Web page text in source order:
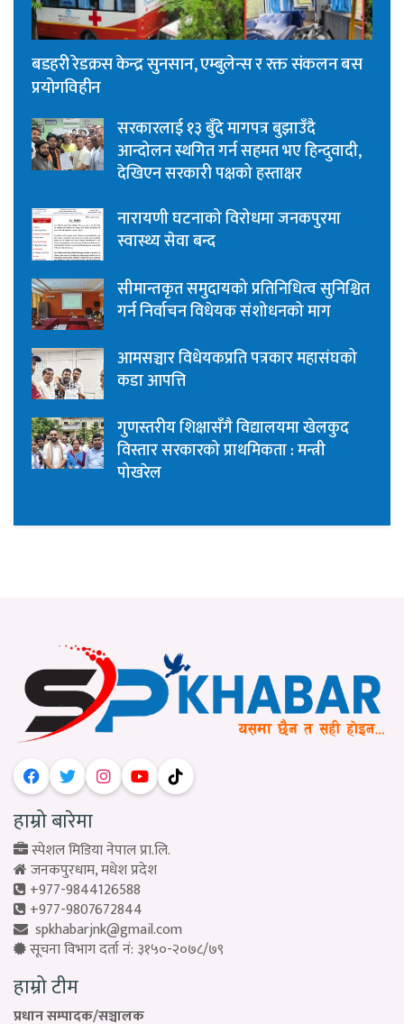
बडहरी रेडक्रस केन्द्र सुनसान, एम्बुलेन्स र रक्त संकलन बस
प्रयोगविहीन
सरकारलाई १३ बुँदे मागपत्र बुझाउँदै
आन्दोलन स्थगित गर्न सहमत भए हिन्दुवादी,
देखिएन सरकारी पक्षको हस्ताक्षर
नारायणी घटनाको विरोधमा जनकपुरमा
स्वास्थ्य सेवा बन्द
सीमान्तकृत समुदायको प्रतिनिधित्व सुनिश्चित
गर्न निर्वाचन विधेयक संशोधनको माग
आमसञ्चार विधेयकप्रति पत्रकार महासंघको
कडा आपत्ति
गुणस्तरीय शिक्षासँगै विद्यालयमा खेलकुद
विस्तार सरकारको प्राथमिकता : मन्त्री
पोखरेल
हाम्रो बारेमा
स्पेशल मिडिया नेपाल प्रा.लि.
जनकपुरधाम, मधेश प्रदेश
+977-9844126588
+977-9807672844
spkhabarjnk@gmail.com
सूचना विभाग दर्ता नं: ३१५०-२०७८/७९
हाम्रो टीम
प्रधान सम्पादक/सञ्चालक